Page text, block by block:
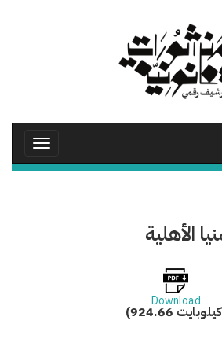
Toggle
الأهلية
Download